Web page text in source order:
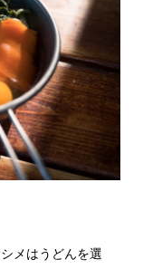
メはうどんを選